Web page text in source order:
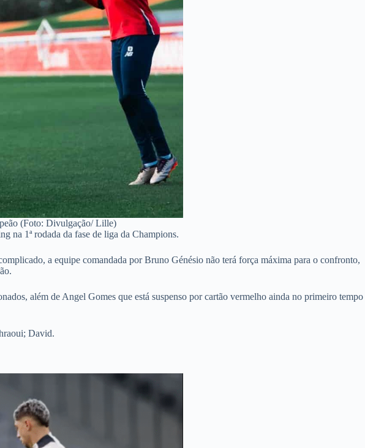
(Foto: Divulgação/ Lille)
na 1ª rodada da fase de liga da Champions.
a equipe comandada por Bruno Génésio não terá força máxima para o confronto,
além de Angel Gomes que está suspenso por cartão vermelho ainda no primeiro tempo
David.